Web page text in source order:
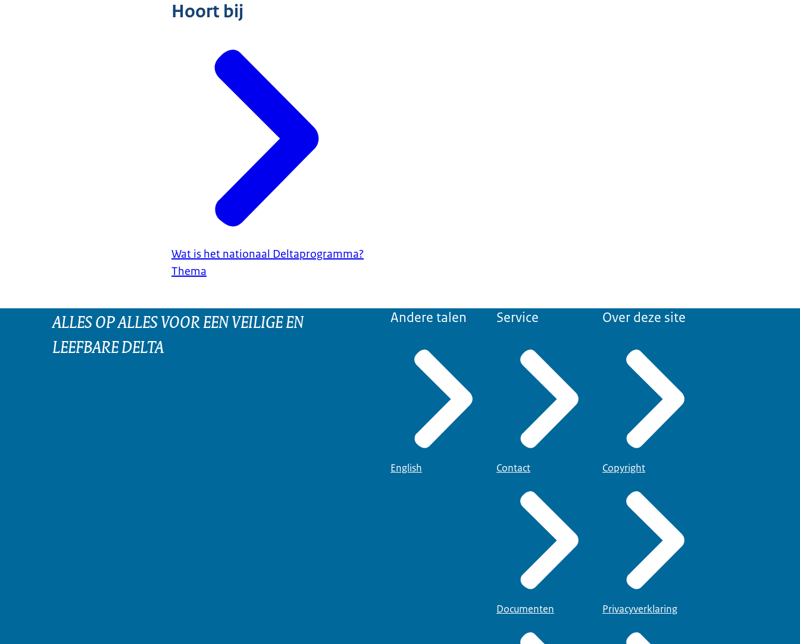
Hoort bij
Wat is het nationaal Deltaprogramma?
Thema
ALLES OP ALLES VOOR EEN VEILIGE EN
LEEFBARE DELTA
Andere talen
English
Service
Contact
Documenten
Over deze site
Copyright
Privacyverklaring